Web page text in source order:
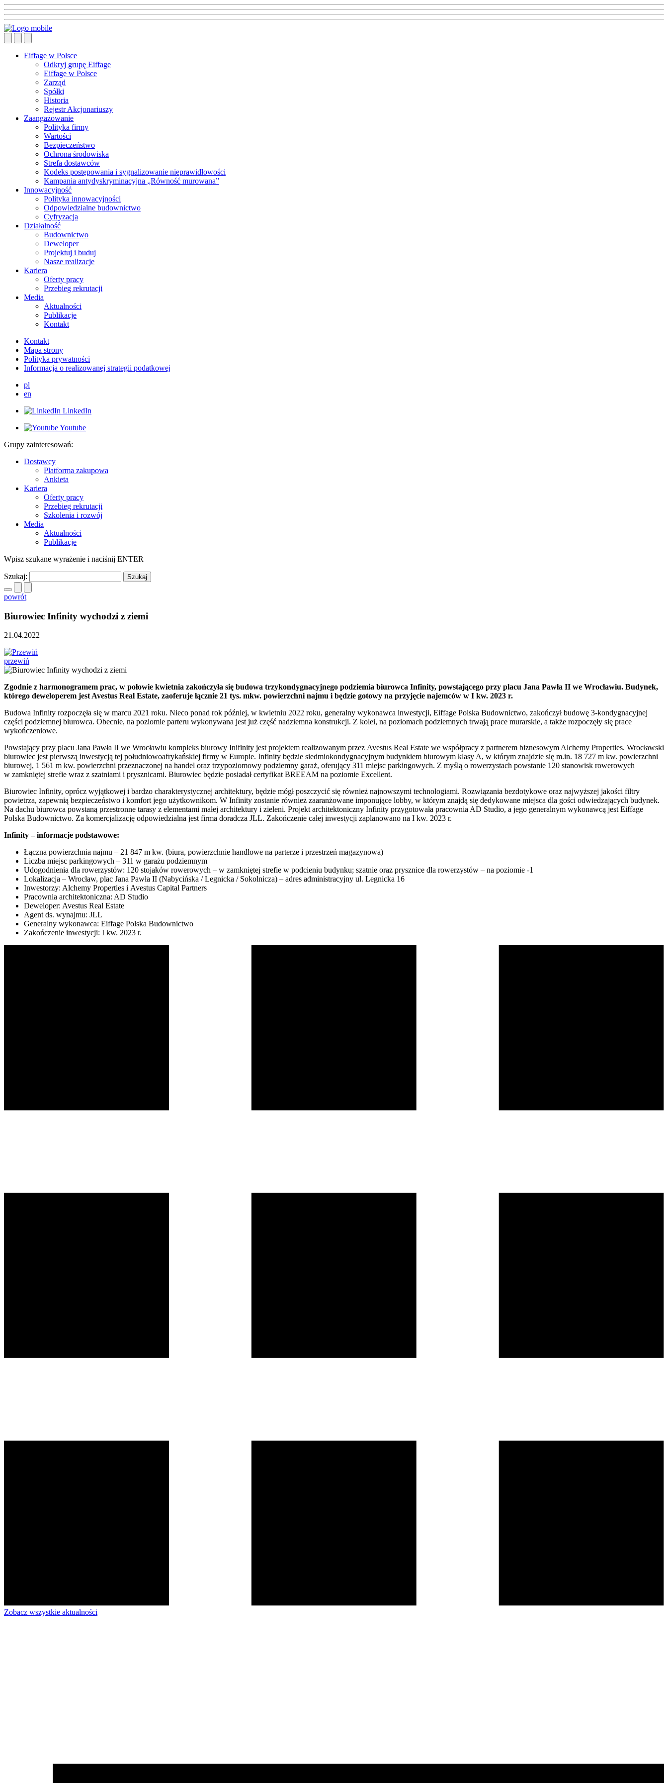
Eiffage w Polsce
Odkryj grupę Eiffage
Eiffage w Polsce
Zarząd
Spółki
Historia
Rejestr Akcjonariuszy
Zaangażowanie
Polityka firmy
Wartości
Bezpieczeństwo
Ochrona środowiska
Strefa dostawców
Kodeks postępowania i sygnalizowanie nieprawidłowości
Kampania antydyskryminacyjna „Równość murowana”
Innowacyjność
Polityka innowacyjności
Odpowiedzialne budownictwo
Cyfryzacja
Działalność
Budownictwo
Deweloper
Projektuj i buduj
Nasze realizacje
Kariera
Oferty pracy
Przebieg rekrutacji
Media
Aktualności
Publikacje
Kontakt
Kontakt
Mapa strony
Polityka prywatności
Informacja o realizowanej strategii podatkowej
pl
en
LinkedIn
Youtube
Grupy zainteresowań:
Dostawcy
Platforma zakupowa
Ankieta
Kariera
Oferty pracy
Przebieg rekrutacji
Szkolenia i rozwój
Media
Aktualności
Publikacje
Wpisz szukane wyrażenie i naciśnij ENTER
Szukaj:
powrót
Biurowiec Infinity wychodzi z ziemi
21.04.2022
przewiń
Zgodnie z harmonogramem prac, w połowie kwietnia zakończyła się budowa trzykondygnacyjnego podziemia biurowca Infinity, powstającego przy placu Jana Pawła II we Wrocławiu. Budynek,
którego deweloperem jest Avestus Real Estate, zaoferuje łącznie 21 tys. mkw. powierzchni najmu i będzie gotowy na przyjęcie najemców w I kw. 2023 r.
Budowa Infinity rozpoczęła się w marcu 2021 roku. Nieco ponad rok później, w kwietniu 2022 roku, generalny wykonawca inwestycji, Eiffage Polska Budownictwo, zakończył budowę 3-kondygnacyjnej
części podziemnej biurowca. Obecnie, na poziomie parteru wykonywana jest już część nadziemna konstrukcji. Z kolei, na poziomach podziemnych trwają prace murarskie, a także rozpoczęły się prace
wykończeniowe.
Powstający przy placu Jana Pawła II we Wrocławiu kompleks biurowy Inifinity jest projektem realizowanym przez Avestus Real Estate we współpracy z partnerem biznesowym Alchemy Properties. Wrocławski
biurowiec jest pierwszą inwestycją tej południowoafrykańskiej firmy w Europie. Infinity będzie siedmiokondygnacyjnym budynkiem biurowym klasy A, w którym znajdzie się m.in. 18 727 m kw. powierzchni
biurowej, 1 561 m kw. powierzchni przeznaczonej na handel oraz trzypoziomowy podziemny garaż, oferujący 311 miejsc parkingowych. Z myślą o rowerzystach powstanie 120 stanowisk rowerowych
w zamkniętej strefie wraz z szatniami i prysznicami. Biurowiec będzie posiadał certyfikat BREEAM na poziomie Excellent.
Biurowiec Infinity, oprócz wyjątkowej i bardzo charakterystycznej architektury, będzie mógł poszczycić się również najnowszymi technologiami. Rozwiązania bezdotykowe oraz najwyższej jakości filtry
powietrza, zapewnią bezpieczeństwo i komfort jego użytkownikom. W Infinity zostanie również zaaranżowane imponujące lobby, w którym znajdą się dedykowane miejsca dla gości odwiedzających budynek.
Na dachu biurowca powstaną przestronne tarasy z elementami małej architektury i zieleni. Projekt architektoniczny Infinity przygotowała pracownia AD Studio, a jego generalnym wykonawcą jest Eiffage
Polska Budownictwo. Za komercjalizację odpowiedzialna jest firma doradcza JLL. Zakończenie całej inwestycji zaplanowano na I kw. 2023 r.
Infinity – informacje podstawowe:
Łączna powierzchnia najmu – 21 847 m kw. (biura, powierzchnie handlowe na parterze i przestrzeń magazynowa)
Liczba miejsc parkingowych – 311 w garażu podziemnym
Udogodnienia dla rowerzystów: 120 stojaków rowerowych – w zamkniętej strefie w podcieniu budynku; szatnie oraz prysznice dla rowerzystów – na poziomie -1
Lokalizacja – Wrocław, plac Jana Pawła II (Nabycińska / Legnicka / Sokolnicza) – adres administracyjny ul. Legnicka 16
Inwestorzy: Alchemy Properties i Avestus Capital Partners
Pracownia architektoniczna: AD Studio
Deweloper: Avestus Real Estate
Agent ds. wynajmu: JLL
Generalny wykonawca: Eiffage Polska Budownictwo
Zakończenie inwestycji: I kw. 2023 r.
Zobacz wszystkie aktualności